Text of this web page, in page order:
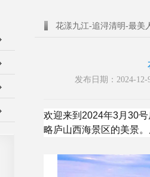
花漾九江-追浔清明-最美
发布日期：2024-
欢迎来到2024年3月30
略庐山西海景区的美景